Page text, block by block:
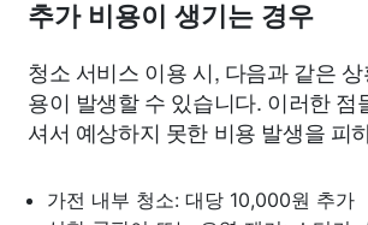
추가 비용이 생기는 경우
청소 서비스 이용 시, 다음과 같은
용이 발생할 수 있습니다. 이러한 점
셔서 예상하지 못한 비용 발생을 피
가전 내부 청소: 대당 10,000원 추가